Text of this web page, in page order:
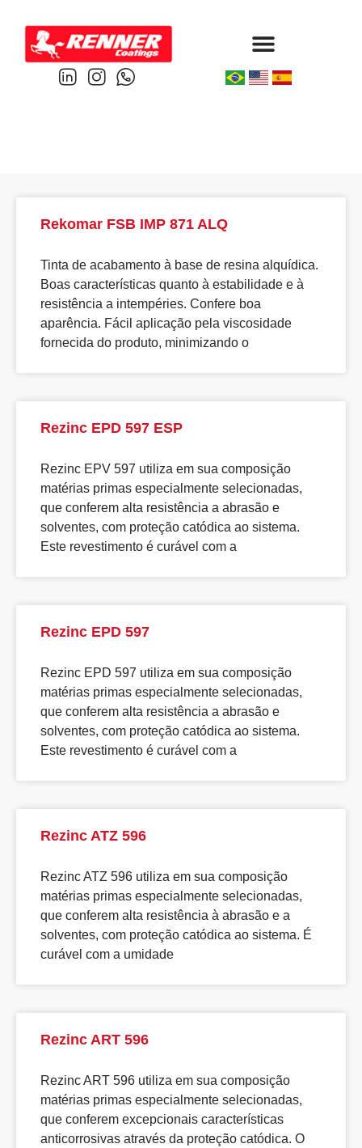
Rekomar FSB IMP 871 ALQ
Tinta de acabamento à base de resina alquídica.
Boas características quanto à estabilidade e à
resistência a intempéries. Confere boa
aparência. Fácil aplicação pela viscosidade
fornecida do produto, minimizando o
Rezinc EPD 597 ESP
Rezinc EPV 597 utiliza em sua composição
matérias primas especialmente selecionadas,
que conferem alta resistência a abrasão e
solventes, com proteção catódica ao sistema.
Este revestimento é curável com a
Rezinc EPD 597
Rezinc EPD 597 utiliza em sua composição
matérias primas especialmente selecionadas,
que conferem alta resistência a abrasão e
solventes, com proteção catódica ao sistema.
Este revestimento é curável com a
Rezinc ATZ 596
Rezinc ATZ 596 utiliza em sua composição
matérias primas especialmente selecionadas,
que conferem alta resistência à abrasão e a
solventes, com proteção catódica ao sistema. É
curável com a umidade
Rezinc ART 596
Rezinc ART 596 utiliza em sua composição
matérias primas especialmente selecionadas,
que conferem excepcionais características
anticorrosivas através da proteção catódica. O